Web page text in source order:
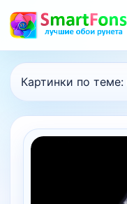
Картинки по теме: